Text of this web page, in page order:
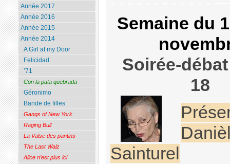
Semaine du
Soirée-
18
Sainturel
Année 2017
Année 2016
Année 2015
Année 2014
A Girl at my Door
Felicidad
’71
Con la pata quebrada
Géronimo
Bande de filles
Gangs of New York
Raging Bull
La Valse des pantins
The Last Walz
Alice n’est plus ici